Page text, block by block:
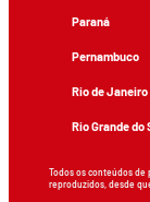
Paraná
Pernambuco
Rio de Janeiro
Rio Grande do
Todos os conteúdos de
reproduzidos, desde